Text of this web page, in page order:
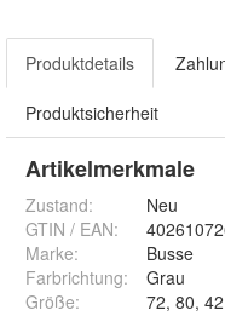
Produktdetails
Produktsicherheit
Artikelmerkmale
Zustand:
Neu
GTIN / EAN:
Marke:
Busse
Farbrichtung:
Grau
Größe: